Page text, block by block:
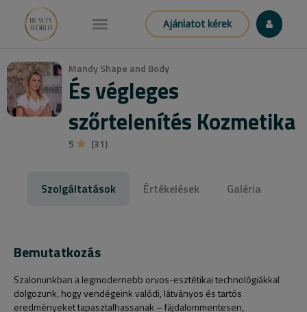
Ajánlatot kérek
Mandy Shape and Body
És végleges
szőrtelenítés Kozmetika
5 (31)
Szolgáltatások Értékelések Galéria
Bemutatkozás
Szalonunkban a legmodernebb orvos-esztétikai technológiákkal
dolgozunk, hogy vendégeink valódi, látványos és tartós
eredményeket tapasztalhassanak – fájdalommentesen,